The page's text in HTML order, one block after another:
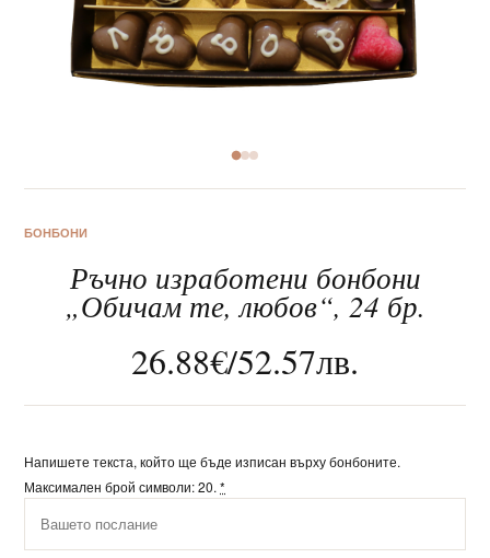
ВИНЕНА СЕЛЕКЦИЯ
За нас
Клиентско обслужване
Корпоративни подаръци
БОНБОНИ
Ръчно изработени бонбони
„Обичам те, любов“, 24 бр.
26.88€/52.57лв.
Напишете текста, който ще бъде изписан върху бонбоните.
Максимален брой символи: 20. *